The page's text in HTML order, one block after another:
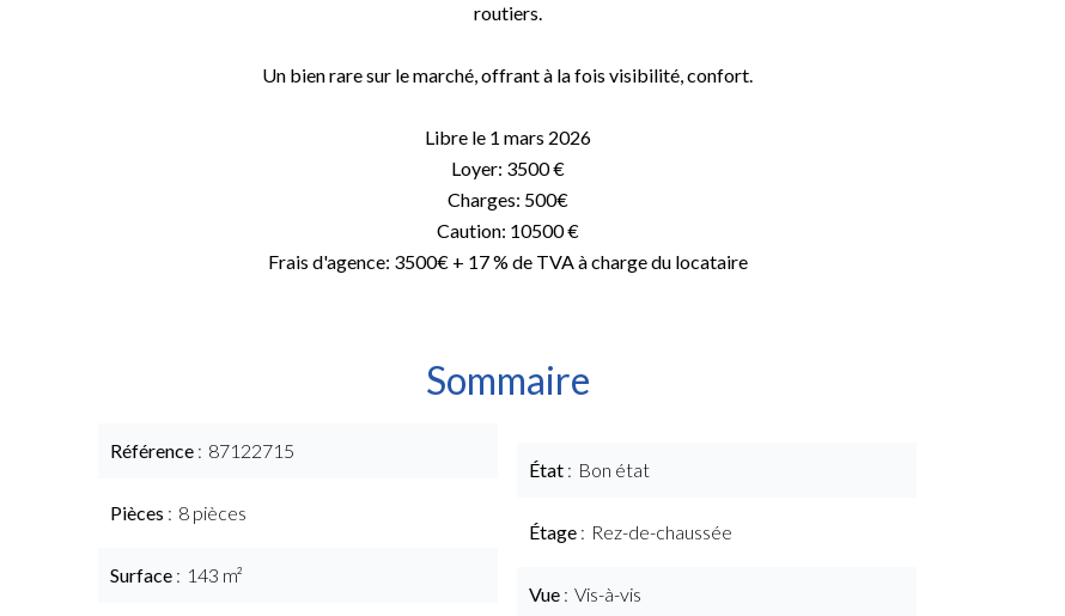
routiers.
Un bien rare sur le marché, offrant à la fois visibilité, confort.
Libre le 1 mars 2026
Loyer: 3500 €
Charges: 500€
Caution: 10500 €
Frais d'agence: 3500€ + 17 % de TVA à charge du locataire
Sommaire
Référence 87122715
Pièces 8 pièces
Surface 143 m²
État Bon état
Étage Rez-de-chaussée
Vue Vis-à-vis